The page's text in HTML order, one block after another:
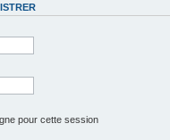
pour cette session